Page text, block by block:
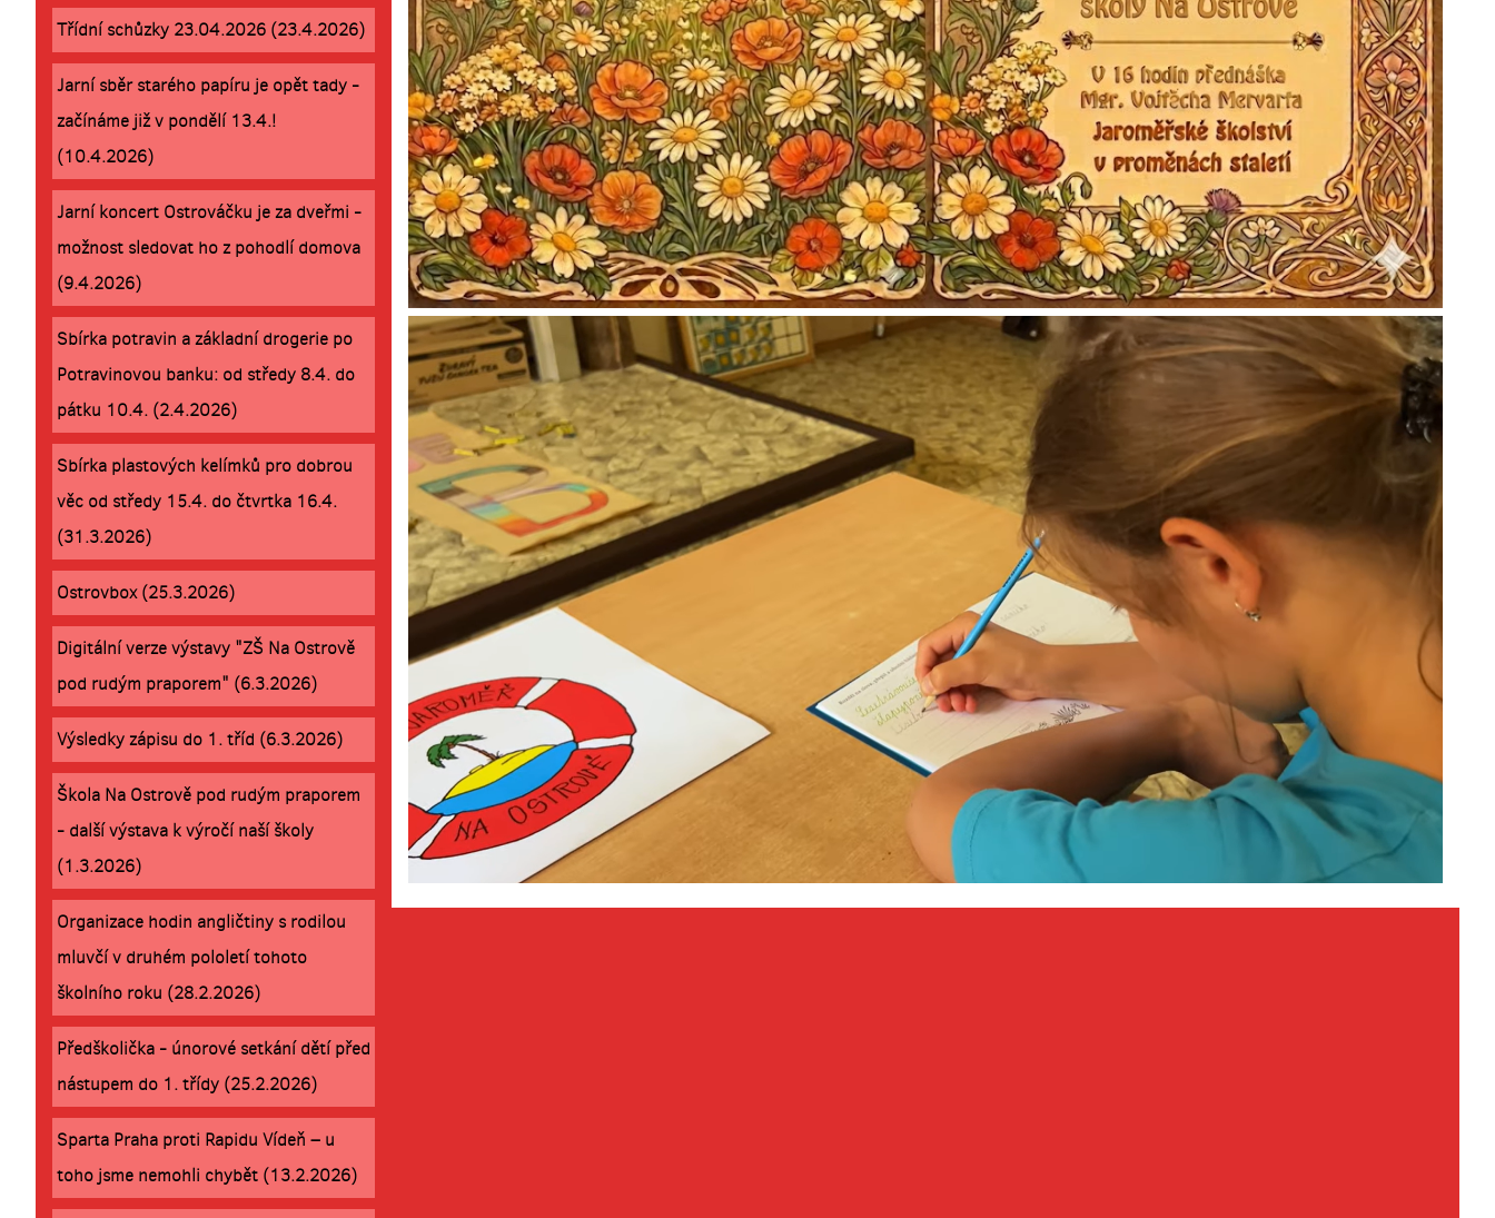
Třídní schůzky 23.04.2026 (23.4.2026)
Jarní sběr starého papíru je opět tady -
začínáme již v pondělí 13.4.!
(10.4.2026)
Jarní koncert Ostrováčku je za dveřmi -
možnost sledovat ho z pohodlí domova
(9.4.2026)
Sbírka potravin a základní drogerie po
Potravinovou banku: od středy 8.4. do
pátku 10.4. (2.4.2026)
Sbírka plastových kelímků pro dobrou
věc od středy 15.4. do čtvrtka 16.4.
(31.3.2026)
Ostrovbox (25.3.2026)
Digitální verze výstavy "ZŠ Na Ostrově
pod rudým praporem" (6.3.2026)
Výsledky zápisu do 1. tříd (6.3.2026)
Škola Na Ostrově pod rudým praporem
- další výstava k výročí naší školy
(1.3.2026)
Organizace hodin angličtiny s rodilou
mluvčí v druhém pololetí tohoto
školního roku (28.2.2026)
Předškolička - únorové setkání dětí před
nástupem do 1. třídy (25.2.2026)
Sparta Praha proti Rapidu Vídeň – u
toho jsme nemohli chybět (13.2.2026)